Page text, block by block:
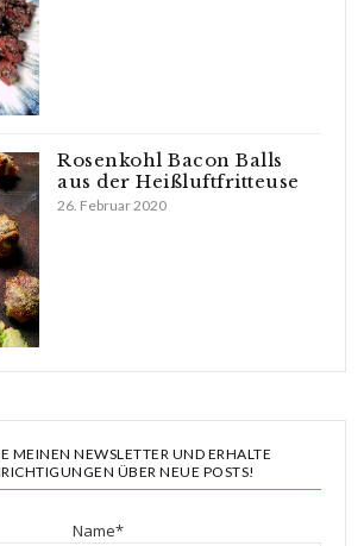
Rosenkohl Bacon Balls
aus der Heißluftfritteuse
26. Februar 2020
MEINEN NEWSLETTER UND ERHALTE
ÜBER NEUE POSTS!
Name*